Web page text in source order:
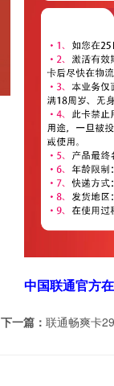
中国联通官方
下一篇： 联通畅爽卡